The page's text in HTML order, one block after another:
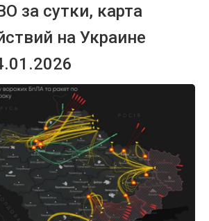
за сутки, карта
на Украине